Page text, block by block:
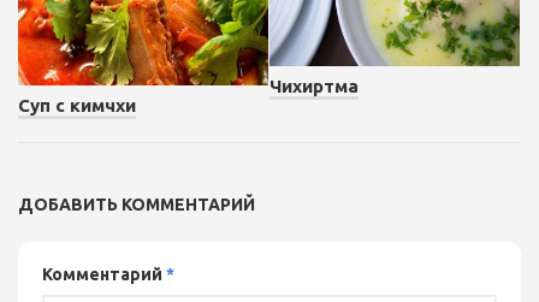
Суп с кимчхи
Чихиртма
ДОБАВИТЬ КОММЕНТАРИЙ
Комментарий *